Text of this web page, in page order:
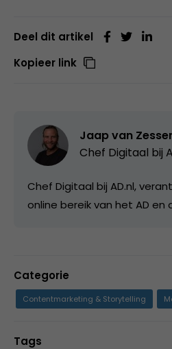
Deel dit artikel
Kopieer link
Jaap van
Chef Digitaal bij
Chef Digitaal bij AD.nl,
online bereik van het AD en
Categorie
Contentmarketing & Storytelling
Tags